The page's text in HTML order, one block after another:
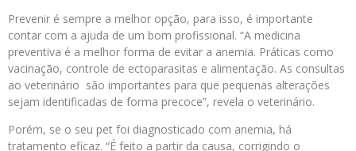
Prevenir é sempre a melhor opção, para isso, é importante
contar com a ajuda de um bom profissional. “A medicina
preventiva é a melhor forma de evitar a anemia. Práticas como
vacinação, controle de ectoparasitas e alimentação. As consultas
ao veterinário são importantes para que pequenas alterações
sejam identificadas de forma precoce”, revela o veterinário.
Porém, se o seu pet foi diagnosticado com anemia, há
tratamento eficaz. “É feito a partir da causa, corrigindo o